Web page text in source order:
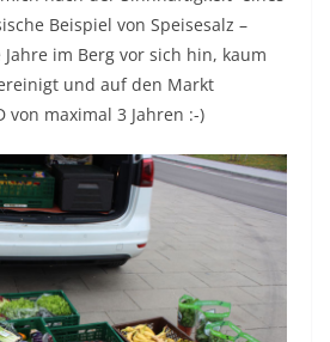
Beispiel von Speisesalz –
im Berg vor sich hin, kaum
und auf den Markt
von maximal 3 Jahren :-)